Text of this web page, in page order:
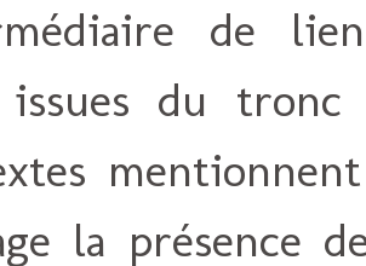
de
issues du tronc
la présence